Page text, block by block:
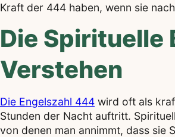
Kraft der 444 haben, wenn sie
Die Spirituelle
Verstehen
Die Engelszahl 444 wird oft als
Stunden der Nacht auftritt.
von denen man annimmt, dass sie